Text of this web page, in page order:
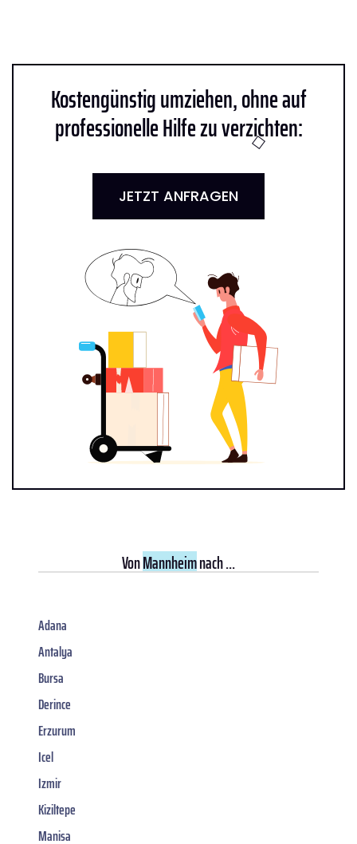
Kostengünstig umziehen, ohne auf
professionelle Hilfe zu verzichten:
JETZT ANFRAGEN
VonMannheimnach ...
Adana
Antalya
Bursa
Derince
Erzurum
Icel
Izmir
Kiziltepe
Manisa